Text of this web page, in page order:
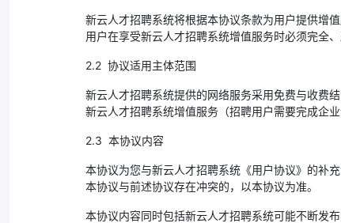
新云人才招聘系统将根据本协议条款为用户提供增
用户在享受新云人才招聘系统增值服务时必须完全、
2.2 协议适用主体范围
新云人才招聘系统提供的网络服务采用免费与收费
新云人才招聘系统增值服务（招聘用户需要完成企
2.3 本协议内容
本协议为您与新云人才招聘系统《用户协议》的补
本协议与前述协议存在冲突的，以本协议为准。
本协议内容同时包括新云人才招聘系统可能不断发